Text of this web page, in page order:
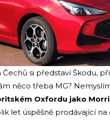
Čechů si představí Škodu,
něco třeba MG?
Oxfordu jako
let úspěšně prodávající